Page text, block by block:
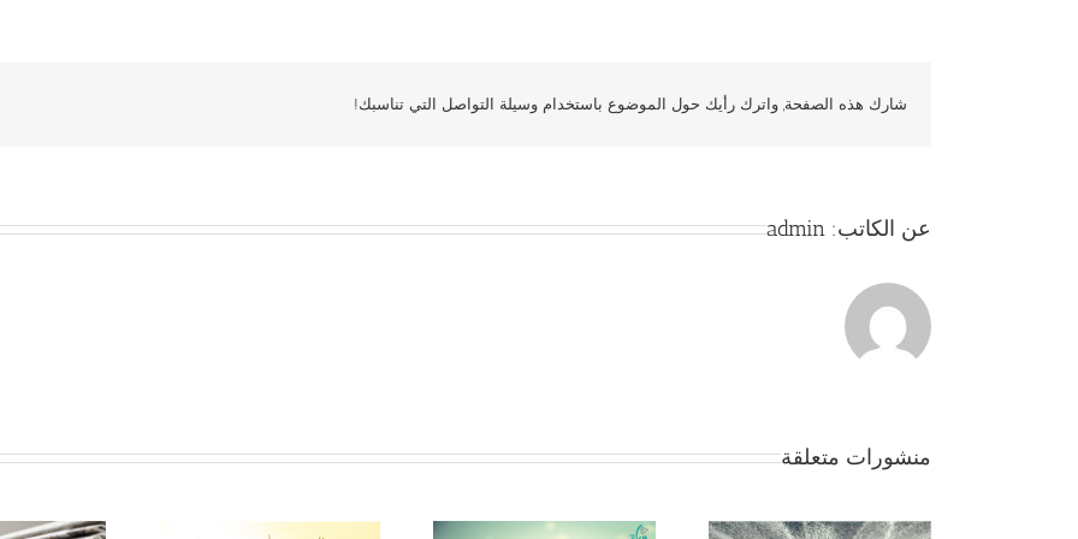
شارك هذه الصفحة, واترك رأيك حول الموضوع باستخدام وسيلة التواصل التي تناسبك!
عن الكاتب: admin
منشورات متعلقة